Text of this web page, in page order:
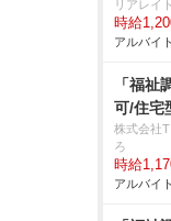
リアレイ
時給
アルバイ
「福祉
可/住宅
株式会社
ろ
時給
アルバイ